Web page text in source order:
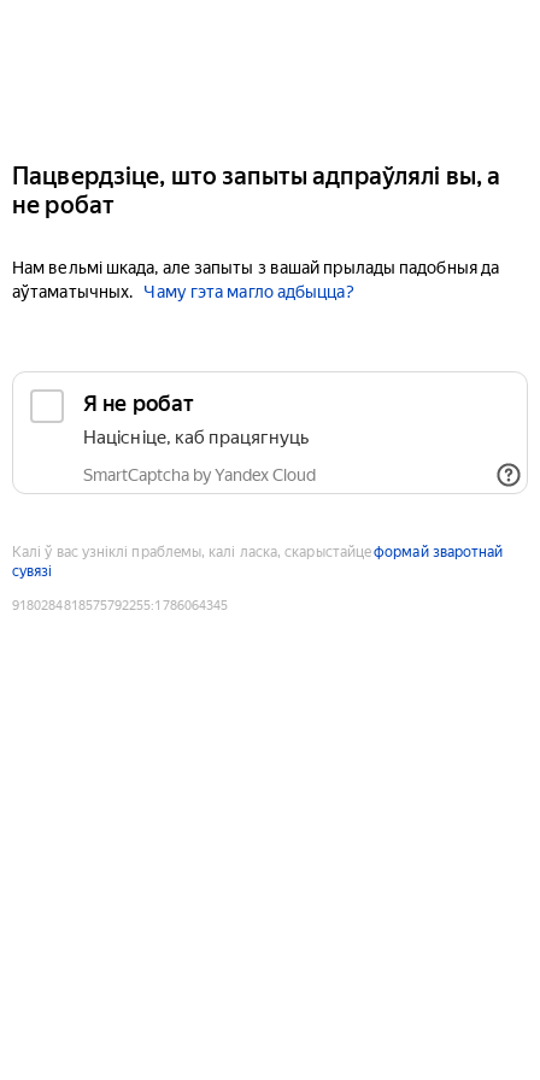
Пацвердзіце, што запыты адпраўлялі вы, а
не робат
Нам вельмі шкада, але запыты з вашай прылады падобныя да
аўтаматычных.
Чаму гэта магло адбыцца?
Я не робат
Націсніце, каб працягнуць
SmartCaptcha by Yandex Cloud
Калі ў вас узніклі праблемы, калі ласка, скарыстайцеформай зваротнай
сувязі
9180284818575792255:1786064345